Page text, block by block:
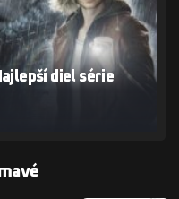
diel série